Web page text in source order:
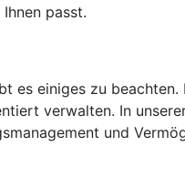
passt.
einiges zu
verwalten. In
und